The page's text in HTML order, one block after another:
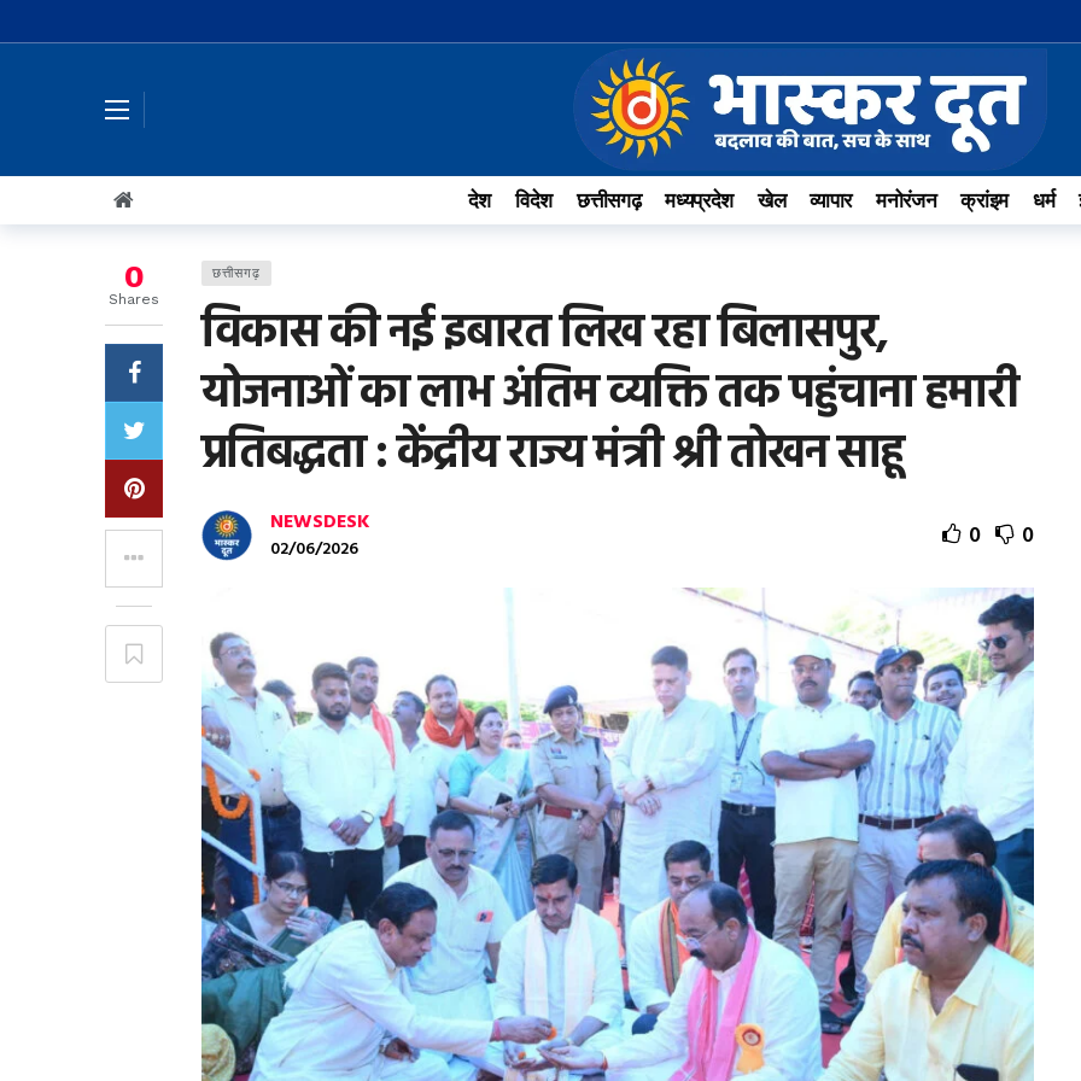
देश विदेश छत्तीसगढ़ मध्यप्रदेश खेल व्यापार मनोरंजन क्रांइम धर्म
छत्तीसगढ़
विकास की नई इबारत लिख रहा बिलासपुर,
योजनाओं का लाभ अंतिम व्यक्ति तक पहुंचाना हमारी
प्रतिबद्धता : केंद्रीय राज्य मंत्री श्री तोखन साहू
NEWSDESK
02/06/2026 0 0
0
Shares